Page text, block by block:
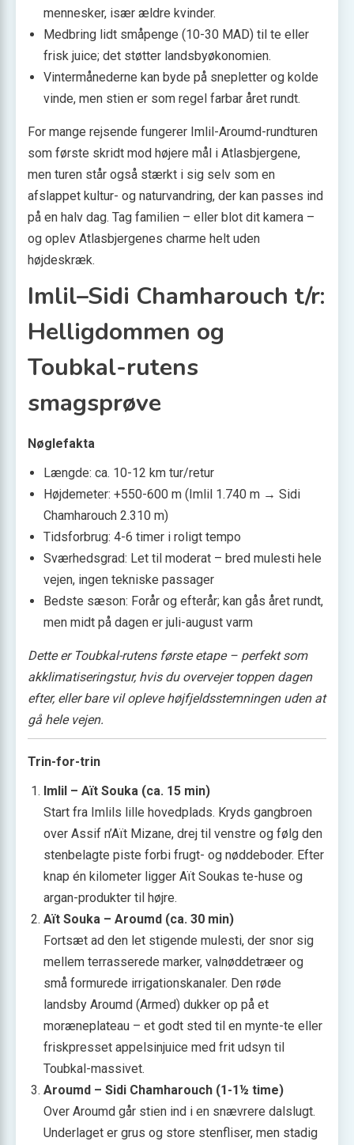
mennesker, især ældre kvinder.
Medbring lidt småpenge (10-30 MAD) til te eller
frisk juice; det støtter landsbyøkonomien.
Vintermånederne kan byde på snepletter og kolde
vinde, men stien er som regel farbar året rundt.
For mange rejsende fungerer Imlil-Aroumd-rundturen
som første skridt mod højere mål i Atlasbjergene,
men turen står også stærkt i sig selv som en
afslappet kultur- og naturvandring, der kan passes ind
på en halv dag. Tag familien – eller blot dit kamera –
og oplev Atlasbjergenes charme helt uden
højdeskræk.
Imlil–Sidi Chamharouch t/r:
Helligdommen og
Toubkal-rutens
smagsprøve
Nøglefakta
Længde: ca. 10-12 km tur/retur
Højdemeter: +550-600 m (Imlil 1.740 m → Sidi
Chamharouch 2.310 m)
Tidsforbrug: 4-6 timer i roligt tempo
Sværhedsgrad: Let til moderat – bred mulesti hele
vejen, ingen tekniske passager
Bedste sæson: Forår og efterår; kan gås året rundt,
men midt på dagen er juli-august varm
Dette er Toubkal-rutens første etape – perfekt som
akklimatiseringstur, hvis du overvejer toppen dagen
efter, eller bare vil opleve højfjeldsstemningen uden at
gå hele vejen.
Trin-for-trin
Imlil – Aït Souka (ca. 15 min)
Start fra Imlils lille hovedplads. Kryds gangbroen
over Assif n’Aït Mizane, drej til venstre og følg den
stenbelagte piste forbi frugt- og nøddeboder. Efter
knap én kilometer ligger Aït Soukas te-huse og
argan-produkter til højre.
Aït Souka – Aroumd (ca. 30 min)
Fortsæt ad den let stigende mulesti, der snor sig
mellem terrasserede marker, valnøddetræer og
små formurede irrigationskanaler. Den røde
landsby Aroumd (Armed) dukker op på et
moræneplateau – et godt sted til en mynte-te eller
friskpresset appelsinjuice med frit udsyn til
Toubkal-massivet.
Aroumd – Sidi Chamharouch (1-1½ time)
Over Aroumd går stien ind i en snævrere dalslugt.
Underlaget er grus og store stenfliser, men stadig